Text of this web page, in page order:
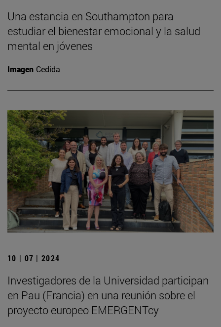
Una estancia en Southampton para
estudiar el bienestar emocional y la salud
mental en jóvenes
Imagen Cedida
10 | 07 | 2024
Investigadores de la Universidad participan
en Pau (Francia) en una reunión sobre el
proyecto europeo EMERGENTcy